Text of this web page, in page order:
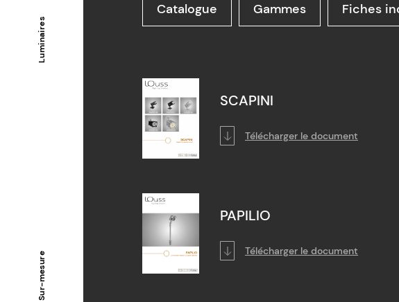
Luminaires
Sur-mesure
Catalogue Gammes Fiches
SCAPINI
Télécharger le document
PAPILIO
Télécharger le document